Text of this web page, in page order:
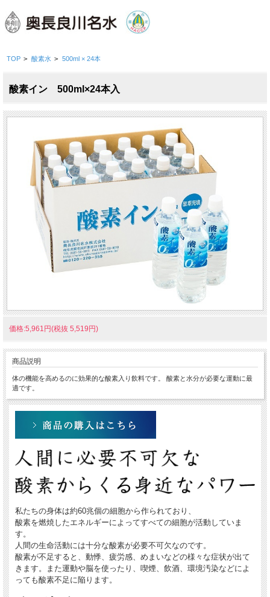
TOP > 酸素水 > 500ml × 24本
酸素イン 500ml×24本入
価格:5,961円(税抜 5,519円)
商品説明
体の機能を高めるのに効果的な酸素入り飲料です。 酸素と水分が必要な運動に最
適です。
私たちの身体は約60兆個の細胞から作られており、
酸素を燃焼したエネルギーによってすべての細胞が活動していま
す。
人間の生命活動には十分な酸素が必要不可欠なのです。
酸素が不足すると、動悸、疲労感、めまいなどの様々な症状が出て
きます。また運動や脳を使ったり、喫煙、飲酒、環境汚染などによ
っても酸素不足に陥ります。